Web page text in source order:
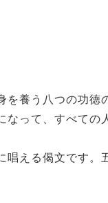
を養う八つの功
なって、すべて
唱える偈文です